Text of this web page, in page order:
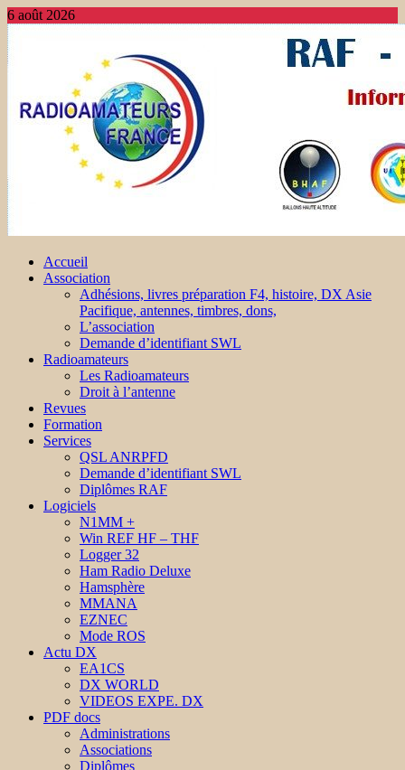
6 août 2026
Accueil
Association
Adhésions, livres préparation F4, histoire, DX Asie
Pacifique, antennes, timbres, dons,
L’association
Demande d’identifiant SWL
Radioamateurs
Les Radioamateurs
Droit à l’antenne
Revues
Formation
Services
QSL ANRPFD
Demande d’identifiant SWL
Diplômes RAF
Logiciels
N1MM +
Win REF HF – THF
Logger 32
Ham Radio Deluxe
Hamsphère
MMANA
EZNEC
Mode ROS
Actu DX
EA1CS
DX WORLD
VIDEOS EXPE. DX
PDF docs
Administrations
Associations
Diplômes